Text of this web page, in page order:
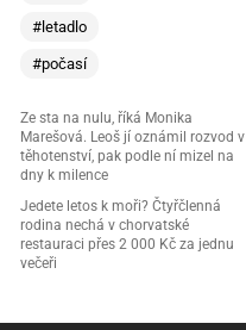
#letadlo
#počasí
Ze sta na nulu, říká Monika
Marešová. Leoš jí oznámil rozvod v
těhotenství, pak podle ní mizel na
dny k milence
Jedete letos k moři? Čtyřčlenná
rodina nechá v chorvatské
restauraci přes 2 000 Kč za jednu
večeři